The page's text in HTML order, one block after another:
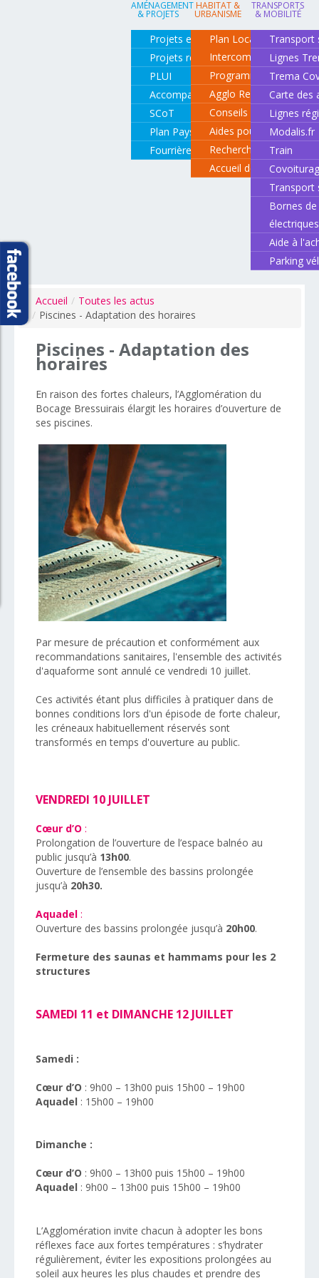
AMÉNAGEMENT
& PROJETS
Projets en cours
Projets réalisés
PLUI
Accompagnement de projets
SCoT
Plan Paysage
Fourrière animale
HABITAT &
URBANISME
Plan Local d'Urbanisme
Intercommunal
Programme local de
Agglo Renov
Conseils pour rénover
Aides pour rénover
Recherche d'un
Accueil des gens du
TRANSPORTS
& MOBILITÉ
Transport
Lignes
Trema
Carte des
Lignes
Modalis.fr
Train
Transport
Bornes
électriques
Aide à
Parking
Accueil / Toutes les actus
/ Piscines - Adaptation des horaires
Piscines - Adaptation des
horaires
En raison des fortes chaleurs, l’Agglomération du
Bocage Bressuirais élargit les horaires d’ouverture de
ses piscines.
Par mesure de précaution et conformément aux
recommandations sanitaires, l'ensemble des activités
d'aquaforme sont annulé ce vendredi 10 juillet.
Ces activités étant plus difficiles à pratiquer dans de
bonnes conditions lors d'un épisode de forte chaleur,
les créneaux habituellement réservés sont
transformés en temps d'ouverture au public.
VENDREDI 10 JUILLET
Cœur d’O :
Prolongation de l’ouverture de l’espace balnéo au
public jusqu’à 13h00.
Ouverture de l’ensemble des bassins prolongée
jusqu’à 20h30.
Aquadel :
Ouverture des bassins prolongée jusqu’à 20h00.
Fermeture des saunas et hammams pour les 2
structures
SAMEDI 11 et DIMANCHE 12 JUILLET
Samedi :
Cœur d’O : 9h00 – 13h00 puis 15h00 – 19h00
Aquadel : 15h00 – 19h00
Dimanche :
Cœur d’O : 9h00 – 13h00 puis 15h00 – 19h00
Aquadel : 9h00 – 13h00 puis 15h00 – 19h00
L’Agglomération invite chacun à adopter les bons
réflexes face aux fortes températures : s’hydrater
régulièrement, éviter les expositions prolongées au
soleil aux heures les plus chaudes et prendre des